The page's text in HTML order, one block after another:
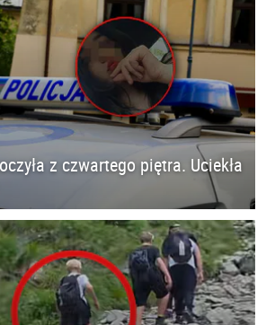
z czwartego piętra. Uciekła